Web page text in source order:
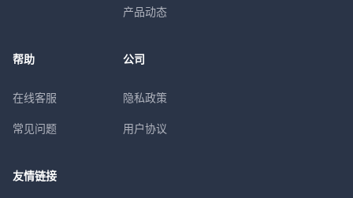
产品动态
帮助
在线客服
常见问题
公司
隐私政策
用户协议
友情链接